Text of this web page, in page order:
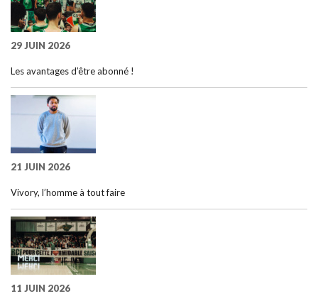
29 JUIN 2026
Les avantages d’être abonné !
21 JUIN 2026
Vivory, l’homme à tout faire
11 JUIN 2026